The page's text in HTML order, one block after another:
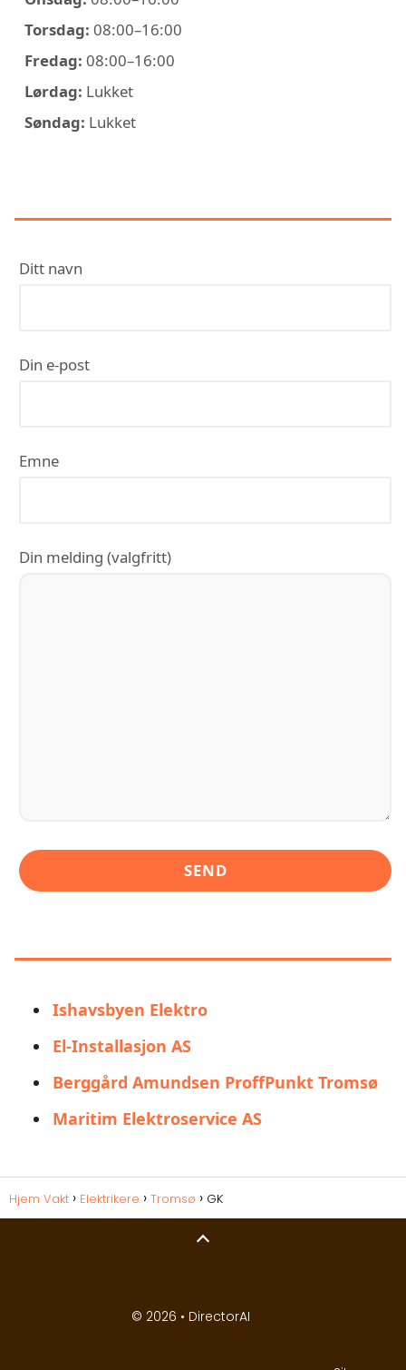
Torsdag: 08:00–16:00
Fredag: 08:00–16:00
Lørdag: Lukket
Søndag: Lukket
Ditt navn
Din e-post
Emne
Din melding (valgfritt)
Ishavsbyen Elektro
El-Installasjon AS
Berggård Amundsen ProffPunkt Tromsø
Maritim Elektroservice AS
Hjem Vakt Elektrikere Tromsø GK
© 2026 • DirectorAI